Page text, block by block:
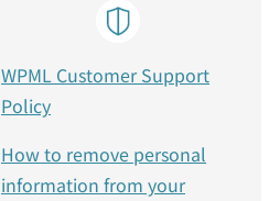
WPML Customer Support
Policy
How to remove personal
information from your